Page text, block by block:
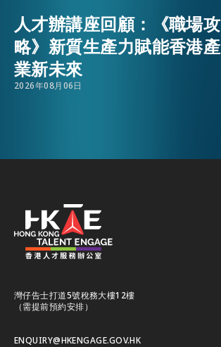
最新消息
關於我們
常見問題
聯絡我們
辦的最新動向！
人才辦講座回顧：《職場攻
略》新質生產力賦能香港產
業新未來
2026年08月06日
灣仔告士打道5號稅務大樓12樓
（需提前預約安排）
ENQUIRY@HKENGAGE.GOV.HK